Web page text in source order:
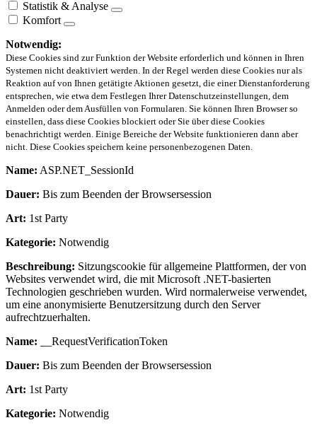
Statistik & Analyse
Komfort
Notwendig:
Diese Cookies sind zur Funktion der Website erforderlich und können in Ihren
Systemen nicht deaktiviert werden. In der Regel werden diese Cookies nur als
Reaktion auf von Ihnen getätigte Aktionen gesetzt, die einer Dienstanforderung
entsprechen, wie etwa dem Festlegen Ihrer Datenschutzeinstellungen, dem
Anmelden oder dem Ausfüllen von Formularen. Sie können Ihren Browser so
einstellen, dass diese Cookies blockiert oder Sie über diese Cookies
benachrichtigt werden. Einige Bereiche der Website funktionieren dann aber
nicht. Diese Cookies speichern keine personenbezogenen Daten.
Name: ASP.NET_SessionId
Dauer: Bis zum Beenden der Browsersession
Art: 1st Party
Kategorie: Notwendig
Beschreibung: Sitzungscookie für allgemeine Plattformen, der von
Websites verwendet wird, die mit Microsoft .NET-basierten
Technologien geschrieben wurden. Wird normalerweise verwendet,
um eine anonymisierte Benutzersitzung durch den Server
aufrechtzuerhalten.
Name: __RequestVerificationToken
Dauer: Bis zum Beenden der Browsersession
Art: 1st Party
Kategorie: Notwendig